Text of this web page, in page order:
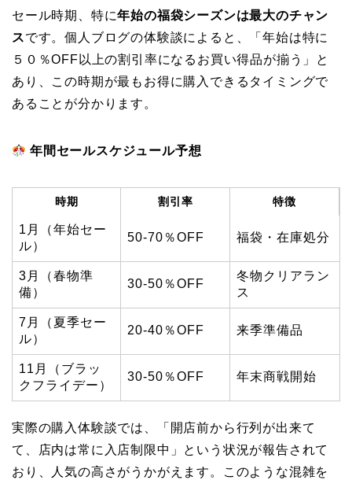
セール時期、特に年始の福袋シーズンは最大のチャン
スです。個人ブログの体験談によると、「年始は特に
５０％OFF以上の割引率になるお買い得品が揃う」と
あり、この時期が最もお得に購入できるタイミングで
あることが分かります。
年間セールスケジュール予想
時期 割引率 特徴
1月（年始セー
ル）
50-70％OFF 福袋・在庫処分
3月（春物準
備）
30-50％OFF
冬物クリアラン
ス
7月（夏季セー
ル）
20-40％OFF 来季準備品
11月（ブラッ
クフライデー）
30-50％OFF 年末商戦開始
実際の購入体験談では、「開店前から行列が出来て
て、店内は常に入店制限中」という状況が報告されて
おり、人気の高さがうかがえます。このような混雑を